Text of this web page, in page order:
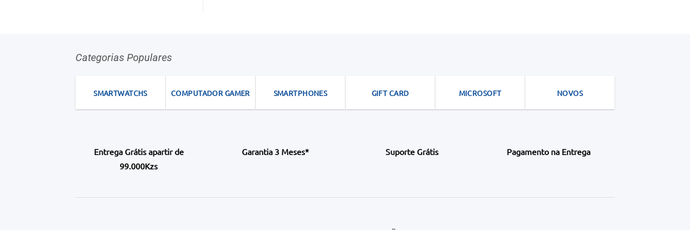
Categorias Populares
SMARTWATCHS COMPUTADOR GAMER SMARTPHONES GIFT CARD MICROSOFT NOVOS
Entrega Grátis apartir de
99.000Kzs
Garantia 3 Meses* Suporte Grátis Pagamento na Entrega